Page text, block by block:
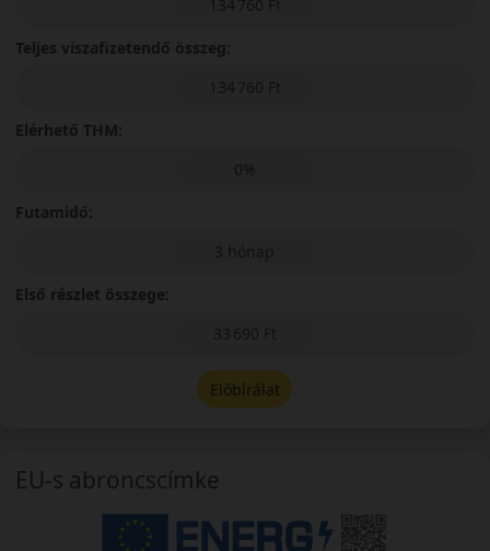
134 760 Ft
Teljes viszafizetendő összeg:
134 760 Ft
Elérhető THM:
0%
Futamidő:
3 hónap
Első részlet összege:
33 690 Ft
Előbírálat
EU-s abroncscímke